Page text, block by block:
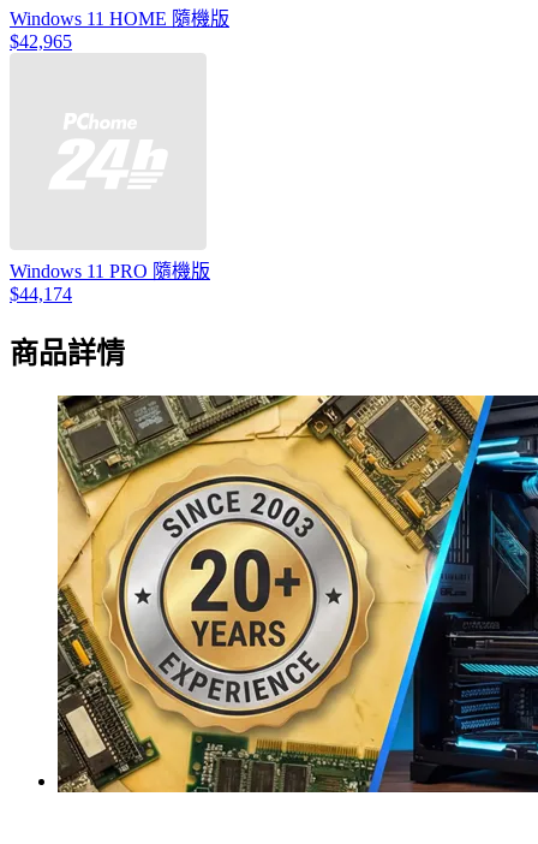
Windows 11 HOME 隨機版
$42,965
Windows 11 PRO 隨機版
$44,174
商品詳情